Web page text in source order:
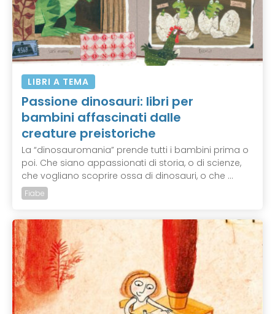
LIBRI A TEMA
Passione dinosauri: libri per
bambini affascinati dalle
creature preistoriche
La “dinosauromania” prende tutti i bambini prima o
poi. Che siano appassionati di storia, o di scienze,
che vogliano scoprire ossa di dinosauri, o che ...
Fiabe